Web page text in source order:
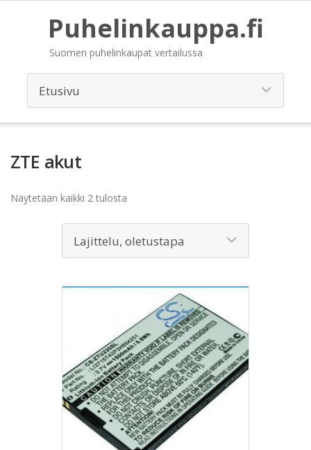
Puhelinkauppa.fi
Suomen puhelinkaupat vertailussa
ZTE akut
Näytetään kaikki 2 tulosta